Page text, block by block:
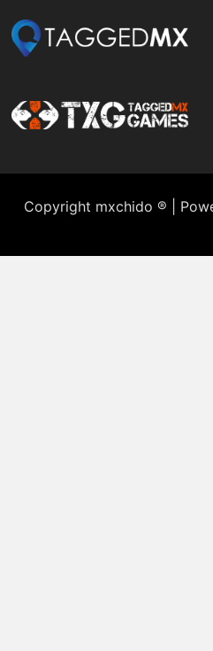
Copyright mxchido ® |